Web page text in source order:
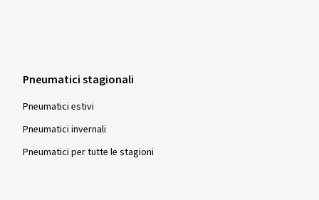
Pneumatici stagionali
Pneumatici estivi
Pneumatici invernali
Pneumatici per tutte le stagioni